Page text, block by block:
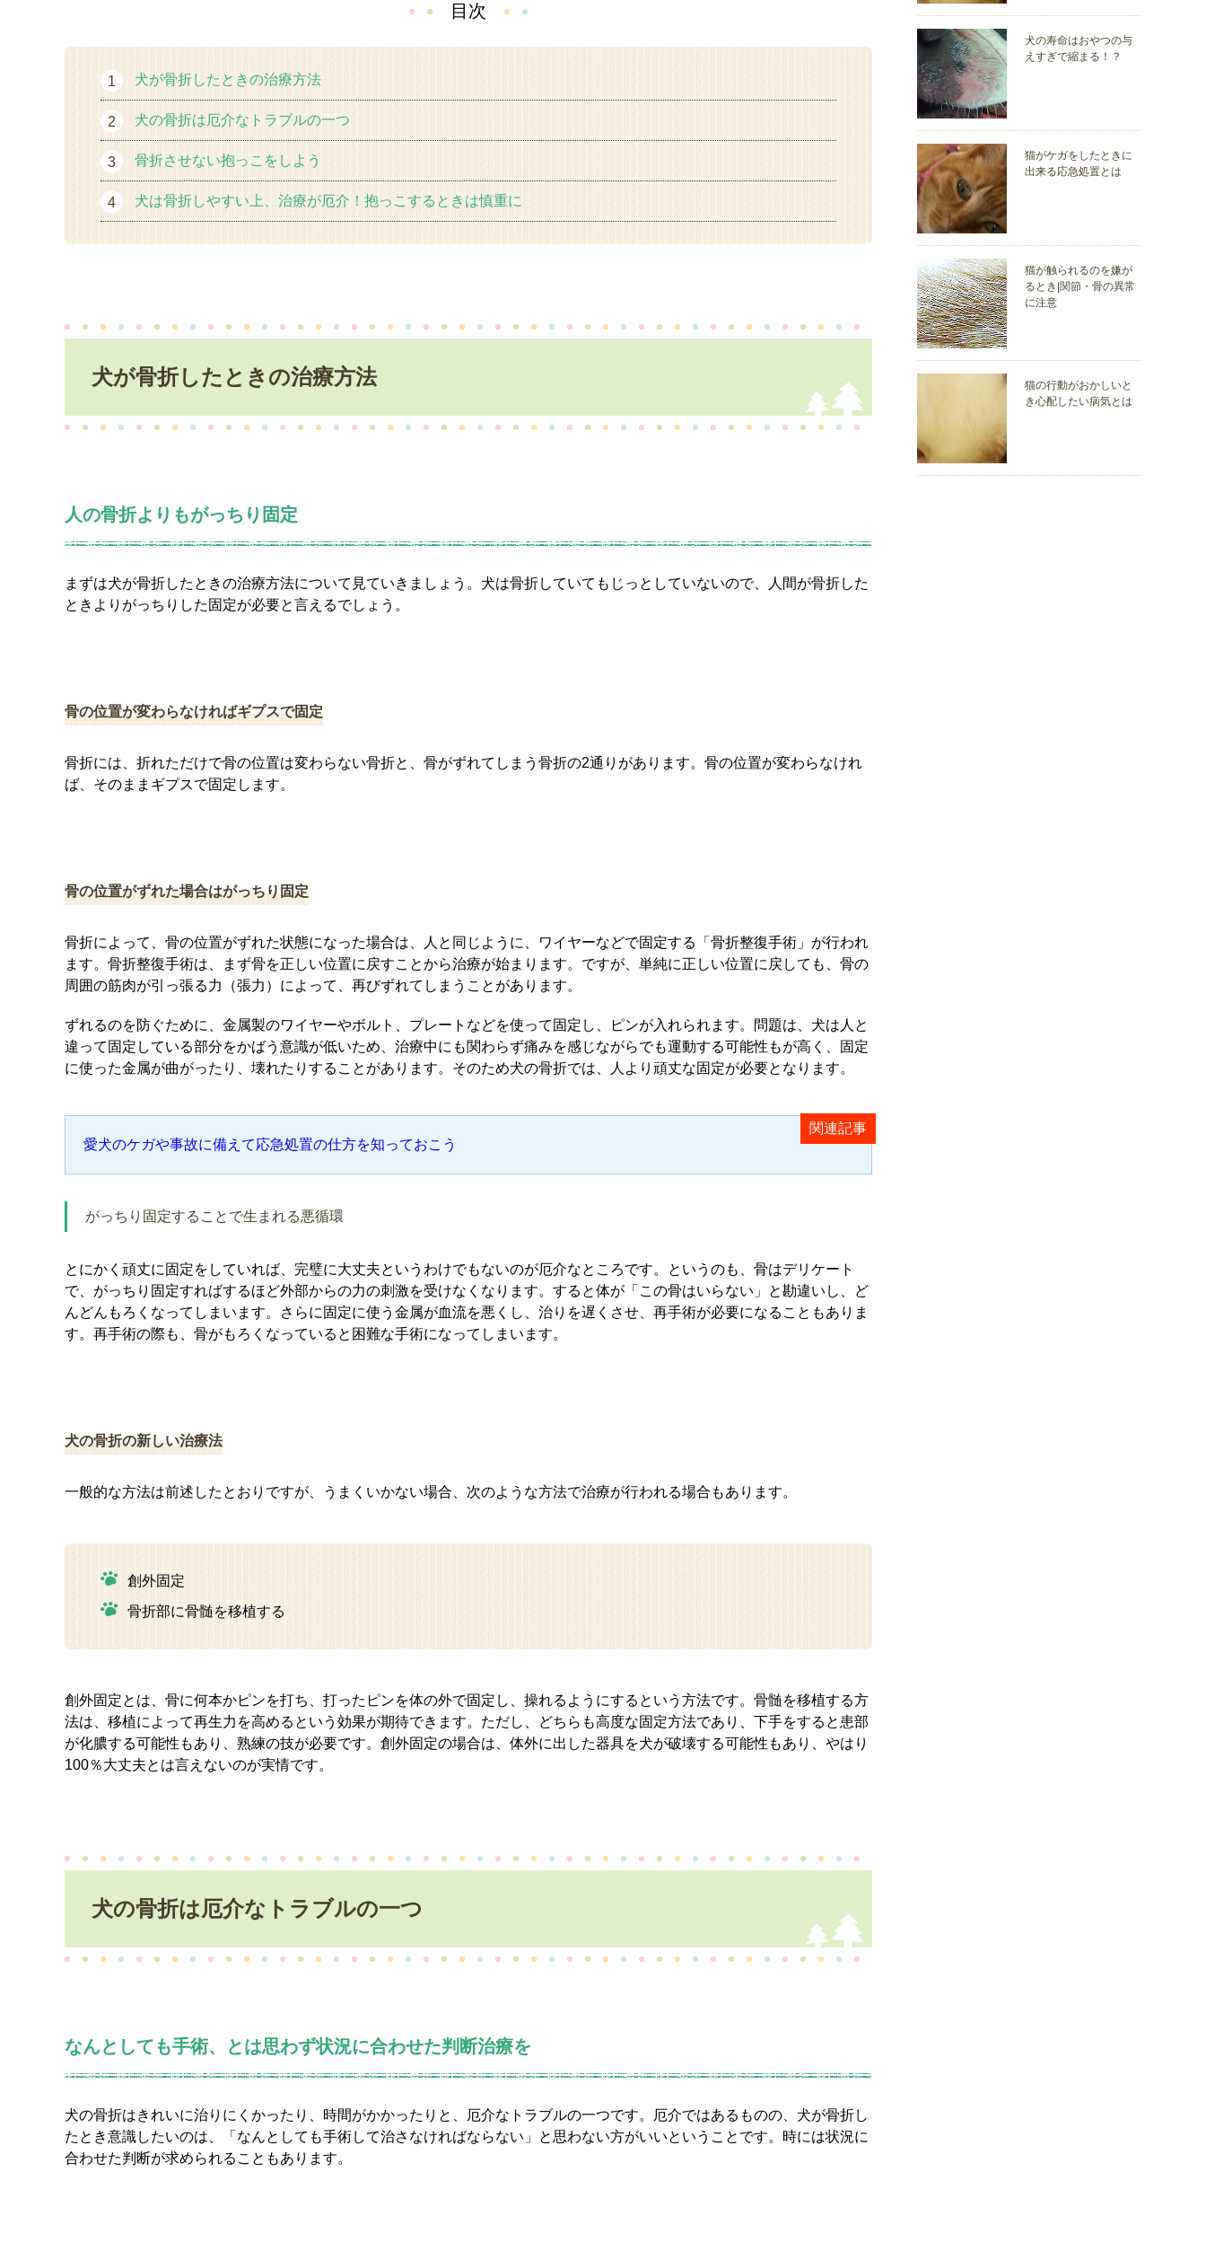
目次
犬が骨折したときの治療方法
犬の骨折は厄介なトラブルの一つ
骨折させない抱っこをしよう
犬は骨折しやすい上、治療が厄介！抱っこするときは慎重に
犬が骨折したときの治療方法
人の骨折よりもがっちり固定
まずは犬が骨折したときの治療方法について見ていきましょう。犬は骨折していてもじっとしていないので、人間が骨折した
ときよりがっちりした固定が必要と言えるでしょう。
骨の位置が変わらなければギプスで固定
骨折には、折れただけで骨の位置は変わらない骨折と、骨がずれてしまう骨折の2通りがあります。骨の位置が変わらなけれ
ば、そのままギプスで固定します。
骨の位置がずれた場合はがっちり固定
骨折によって、骨の位置がずれた状態になった場合は、人と同じように、ワイヤーなどで固定する「骨折整復手術」が行われ
ます。骨折整復手術は、まず骨を正しい位置に戻すことから治療が始まります。ですが、単純に正しい位置に戻しても、骨の
周囲の筋肉が引っ張る力（張力）によって、再びずれてしまうことがあります。
ずれるのを防ぐために、金属製のワイヤーやボルト、プレートなどを使って固定し、ピンが入れられます。問題は、犬は人と
違って固定している部分をかばう意識が低いため、治療中にも関わらず痛みを感じながらでも運動する可能性もが高く、固定
に使った金属が曲がったり、壊れたりすることがあります。そのため犬の骨折では、人より頑丈な固定が必要となります。
愛犬のケガや事故に備えて応急処置の仕方を知っておこう
がっちり固定することで生まれる悪循環
とにかく頑丈に固定をしていれば、完璧に大丈夫というわけでもないのが厄介なところです。というのも、骨はデリケート
で、がっちり固定すればするほど外部からの力の刺激を受けなくなります。すると体が「この骨はいらない」と勘違いし、ど
んどんもろくなってしまいます。さらに固定に使う金属が血流を悪くし、治りを遅くさせ、再手術が必要になることもありま
す。再手術の際も、骨がもろくなっていると困難な手術になってしまいます。
犬の骨折の新しい治療法
一般的な方法は前述したとおりですが、うまくいかない場合、次のような方法で治療が行われる場合もあります。
創外固定
骨折部に骨髄を移植する
創外固定とは、骨に何本かピンを打ち、打ったピンを体の外で固定し、操れるようにするという方法です。骨髄を移植する方
法は、移植によって再生力を高めるという効果が期待できます。ただし、どちらも高度な固定方法であり、下手をすると患部
が化膿する可能性もあり、熟練の技が必要です。創外固定の場合は、体外に出した器具を犬が破壊する可能性もあり、やはり
100％大丈夫とは言えないのが実情です。
犬の骨折は厄介なトラブルの一つ
なんとしても手術、とは思わず状況に合わせた判断治療を
犬の骨折はきれいに治りにくかったり、時間がかかったりと、厄介なトラブルの一つです。厄介ではあるものの、犬が骨折し
たとき意識したいのは、「なんとしても手術して治さなければならない」と思わない方がいいということです。時には状況に
合わせた判断が求められることもあります。
犬の寿命はおやつの与
えすぎで縮まる！？
猫がケガをしたときに
出来る応急処置とは
猫が触られるのを嫌が
るとき|関節・骨の異常
に注意
猫の行動がおかしいと
き心配したい病気とは